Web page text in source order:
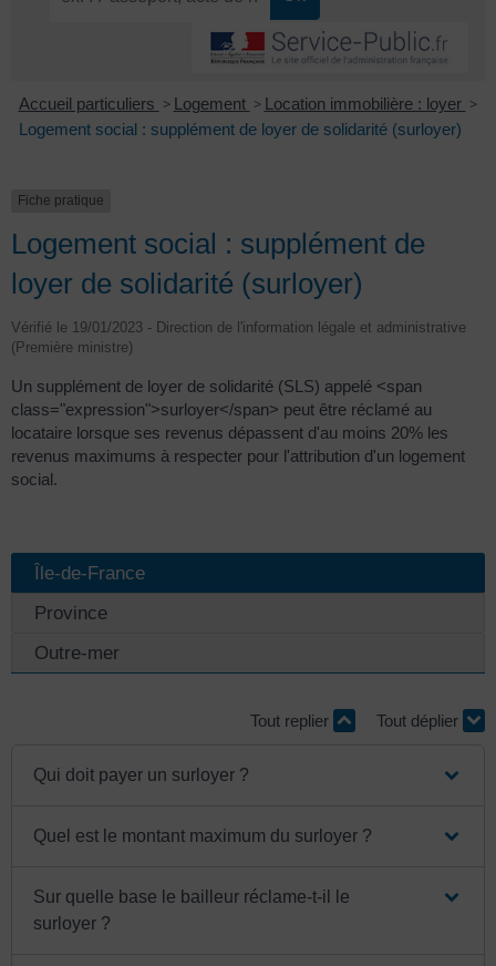
Accueil particuliers > Logement > Location immobilière : loyer >
Logement social : supplément de loyer de solidarité (surloyer)
Fiche pratique
Logement social : supplément de
loyer de solidarité (surloyer)
Vérifié le 19/01/2023 - Direction de l'information légale et administrative
(Première ministre)
Un supplément de loyer de solidarité (SLS) appelé <span
class="expression">surloyer</span> peut être réclamé au
locataire lorsque ses revenus dépassent d'au moins 20% les
revenus maximums à respecter pour l'attribution d'un logement
social.
Île-de-France
Province
Outre-mer
Tout replier Tout déplier
Qui doit payer un surloyer ?
Quel est le montant maximum du surloyer ?
Sur quelle base le bailleur réclame-t-il le
surloyer ?